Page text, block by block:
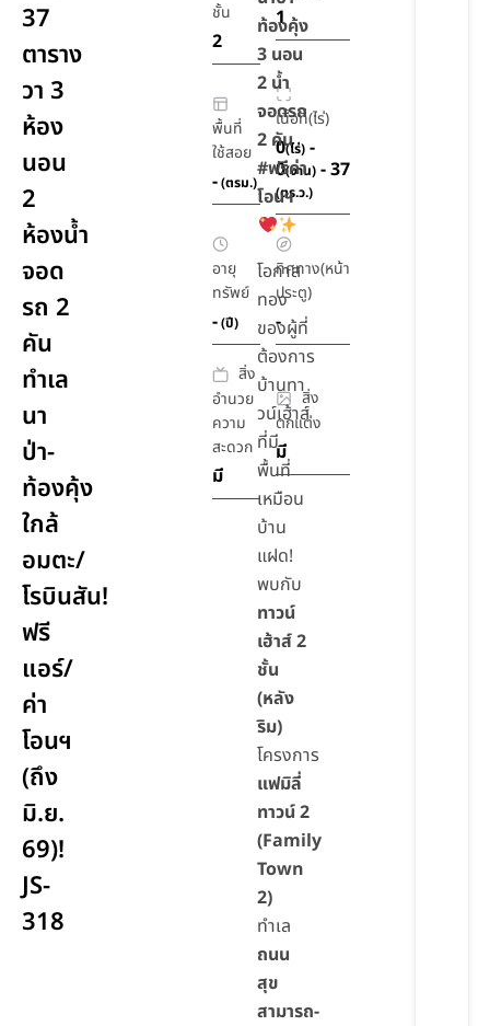
37
ตาราง
วา 3
ห้อง
นอน
2
ห้องน้ำ
จอด
รถ 2
คัน
ทำเล
นา
ป่า-
ท้องคุ้ง
ใกล้
อมตะ/
โรบินสัน!
ฟรี
แอร์/
ค่า
โอนฯ
(ถึง
มิ.ย.
69)!
JS-
318
ชั้น
2
1
พื้นที่
ใช้สอย
-(ตรม.)
เนื้อที่(ไร่)
0(ไร่) -
0(งาน) - 37
(ตร.ว.)
อายุ
ทรัพย์
-(ปี)
ทิศทาง(หน้า
ประตู)
-
สิ่ง
อำนวย
ความ
สะดวก
มี
สิ่ง
ตกแต่ง
มี
ท้องคุ้ง
3 นอน
2 น้ำ
จอดรถ
2 คัน
#ฟรีค่า
โอนฯ
โอกาส
ทอง
ของผู้ที่
ต้องการ
บ้านทา
วน์เฮ้าส์
ที่มี
พื้นที่
เหมือน
บ้าน
แฝด!
พบกับ
ทาวน์
เฮ้าส์ 2
ชั้น
(หลัง
ริม)
โครงการ
แฟมิลี่
ทาวน์ 2
(Family
Town
2)
ทำเล
ถนน
สุข
สามารถ-